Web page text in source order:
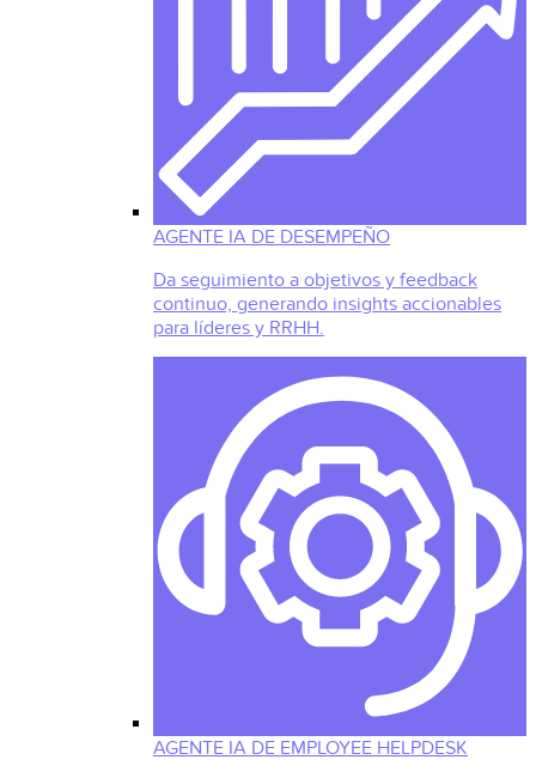
AGENTE IA DE DESEMPEÑO
Da seguimiento a objetivos y feedback
continuo, generando insights accionables
para líderes y RRHH.
AGENTE IA DE EMPLOYEE HELPDESK